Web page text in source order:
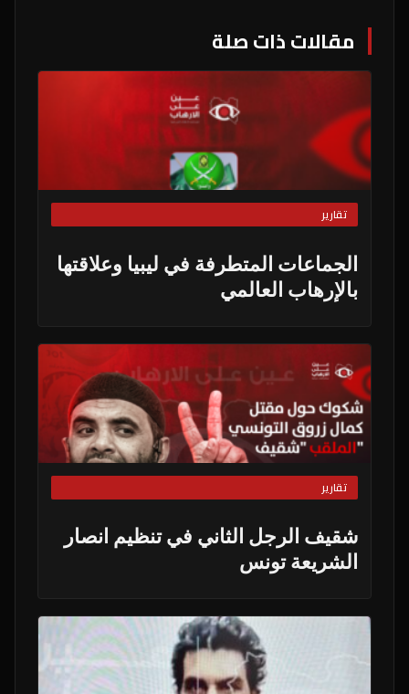
مقالات ذات صلة
تقارير
الجماعات المتطرفة في ليبيا وعلاقتها
بالإرهاب العالمي
تقارير
شقيف الرجل الثاني في تنظيم انصار
الشريعة تونس